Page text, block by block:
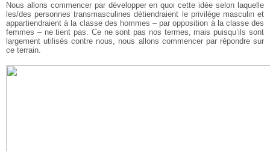
Nous allons commencer par développer en quoi cette idée selon laquelle
les/des personnes transmasculines détiendraient le privilège masculin et
appartiendraient à la classe des hommes – par opposition à la classe des
femmes – ne tient pas. Ce ne sont pas nos termes, mais puisqu’ils sont
largement utilisés contre nous, nous allons commencer par répondre sur
ce terrain.